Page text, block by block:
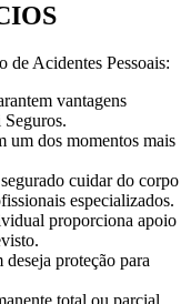
de Acidentes Pessoais:
vantagens
um dos momentos mais
cuidar do corpo
especializados.
proporciona apoio
proteção para